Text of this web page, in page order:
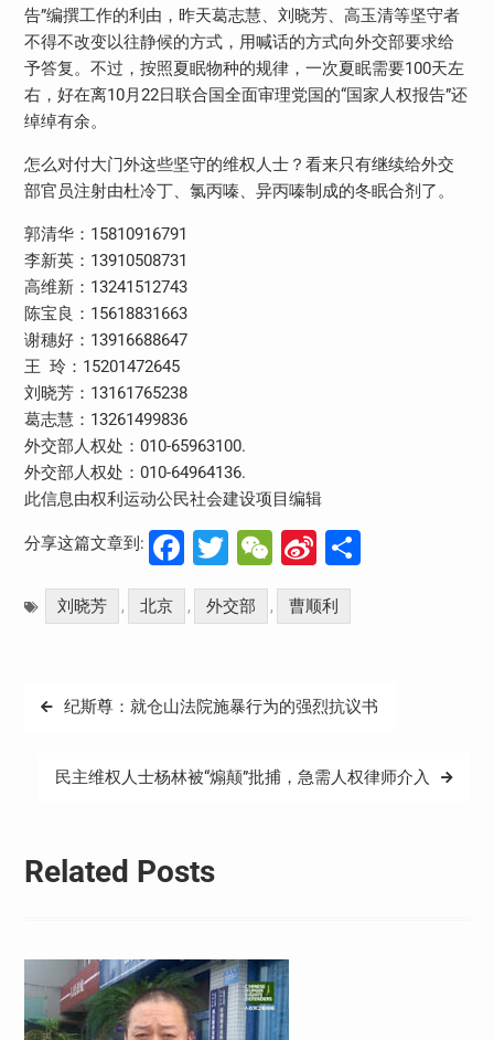
告”编撰工作的利由，昨天葛志慧、刘晓芳、高玉清等坚守者
不得不改变以往静候的方式，用喊话的方式向外交部要求给
予答复。不过，按照夏眠物种的规律，一次夏眠需要100天左
右，好在离10月22日联合国全面审理党国的“国家人权报告”还
绰绰有余。
怎么对付大门外这些坚守的维权人士？看来只有继续给外交
部官员注射由杜冷丁、氯丙嗪、异丙嗪制成的冬眠合剂了。
郭清华：15810916791
李新英：13910508731
高维新：13241512743
陈宝良：15618831663
谢穗好：13916688647
王 玲：15201472645
刘晓芳：13161765238
葛志慧：13261499836
外交部人权处：010-65963100.
外交部人权处：010-64964136.
此信息由权利运动公民社会建设项目编辑
分享这篇文章到: Facebook
Twitter
WeChat
Sina
Weibo
分
刘晓芳 , 北京 , 外交部 , 曹顺利
文
纪斯尊：就仓山法院施暴行为的强烈抗议书
民主维权人士杨林被“煽颠”批捕，急需人权律师介入
Related Posts